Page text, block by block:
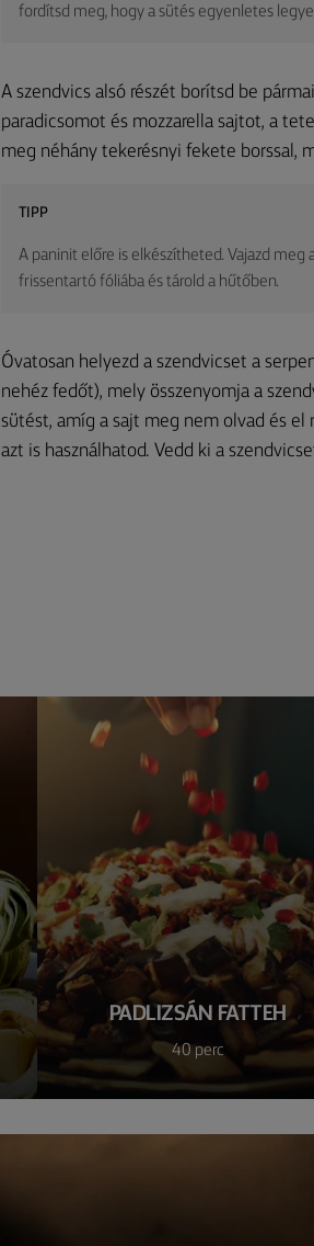
fordítsd meg, hogy a sütés egyenletes
A szendvics alsó részét borítsd be
paradicsomot és mozzarella sajtot, a
meg néhány tekerésnyi fekete borssal,
TIPP
A paninit előre is elkészítheted. Vajazd
frissentartó fóliába és tárold a hűtőben.
Óvatosan helyezd a szendvicset a
nehéz fedőt), mely összenyomja a
sütést, amíg a sajt meg nem olvad és
azt is használhatod. Vedd ki a
PADLIZSÁN FATTEH
40 perc